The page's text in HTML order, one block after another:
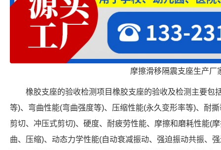
摩擦滑移隔震支座生产厂
橡胶支座的验收检测项目橡胶支座的验收及检测主要包
等)、弯曲性能(弯曲强度等)、压缩性能(永久变形率等)、耐
剪切、冲压式剪切)、硬度、耐疲劳性能、摩擦和磨耗性能(
曲、压缩)、动态力学性能(自动衰减振动、强迫振动共振、